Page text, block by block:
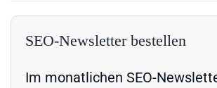
SEO-Newsletter bestellen
Im monatlichen SEO-